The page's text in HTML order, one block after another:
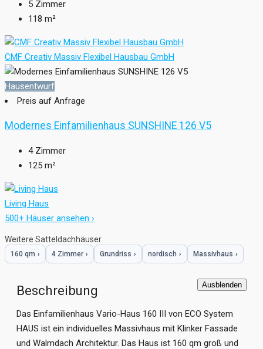
5 Zimmer
118 m²
CMF Creativ Massiv Flexibel Hausbau GmbH
Hausentwurf
Preis auf Anfrage
Modernes Einfamilienhaus SUNSHINE 126 V5
4 Zimmer
125 m²
Living Haus
500+ Häuser ansehen ›
Weitere Satteldachhäuser
160 qm › 4 Zimmer › Grundriss › nordisch › Massivhaus ›
Beschreibung Ausblenden
Das Einfamilienhaus Vario-Haus 160 III von ECO System
HAUS ist ein individuelles Massivhaus mit Klinker Fassade
und Walmdach Architektur. Das Haus ist 160 qm groß und